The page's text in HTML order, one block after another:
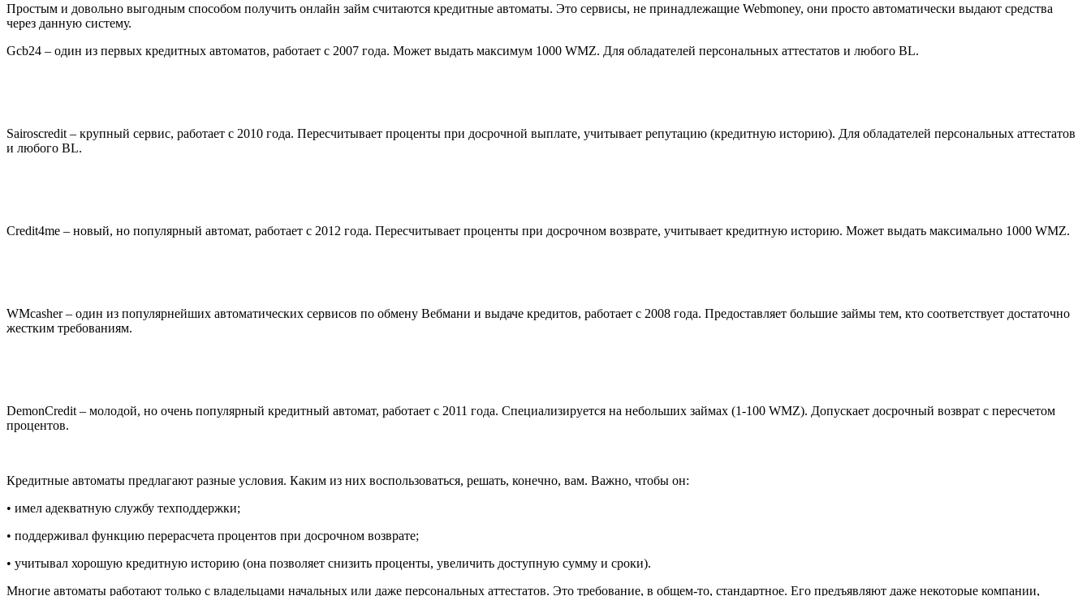
Простым и довольно выгодным способом получить онлайн займ считаются кредитные автоматы. Это сервисы, не принадлежащие Webmoney, они просто автоматически выдают средства
через данную систему.
Gcb24 – один из первых кредитных автоматов, работает с 2007 года. Может выдать максимум 1000 WMZ. Для обладателей персональных аттестатов и любого BL.
Sairoscredit – крупный сервис, работает с 2010 года. Пересчитывает проценты при досрочной выплате, учитывает репутацию (кредитную историю). Для обладателей персональных аттестатов
и любого BL.
Credit4me – новый, но популярный автомат, работает с 2012 года. Пересчитывает проценты при досрочном возврате, учитывает кредитную историю. Может выдать максимально 1000 WMZ.
WMcasher – один из популярнейших автоматических сервисов по обмену Вебмани и выдаче кредитов, работает с 2008 года. Предоставляет большие займы тем, кто соответствует достаточно
жестким требованиям.
DemonCredit – молодой, но очень популярный кредитный автомат, работает с 2011 года. Специализируется на небольших займах (1-100 WMZ). Допускает досрочный возврат с пересчетом
процентов.
Кредитные автоматы предлагают разные условия. Каким из них воспользоваться, решать, конечно, вам. Важно, чтобы он:
• имел адекватную службу техподдержки;
• поддерживал функцию перерасчета процентов при досрочном возврате;
• учитывал хорошую кредитную историю (она позволяет снизить проценты, увеличить доступную сумму и сроки).
Многие автоматы работают только с владельцами начальных или даже персональных аттестатов. Это требование, в общем-то, стандартное. Его предъявляют даже некоторые компании,